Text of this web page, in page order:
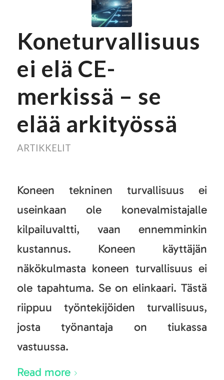
Koneturvallisuus
ei elä CE-
merkissä – se
elää arkityössä
ARTIKKELIT
Koneen tekninen turvallisuus ei
useinkaan ole konevalmistajalle
kilpailuvaltti, vaan ennemminkin
kustannus. Koneen käyttäjän
näkökulmasta koneen turvallisuus ei
ole tapahtuma. Se on elinkaari. Tästä
riippuu työntekijöiden turvallisuus,
josta työnantaja on tiukassa
vastuussa.
Read more